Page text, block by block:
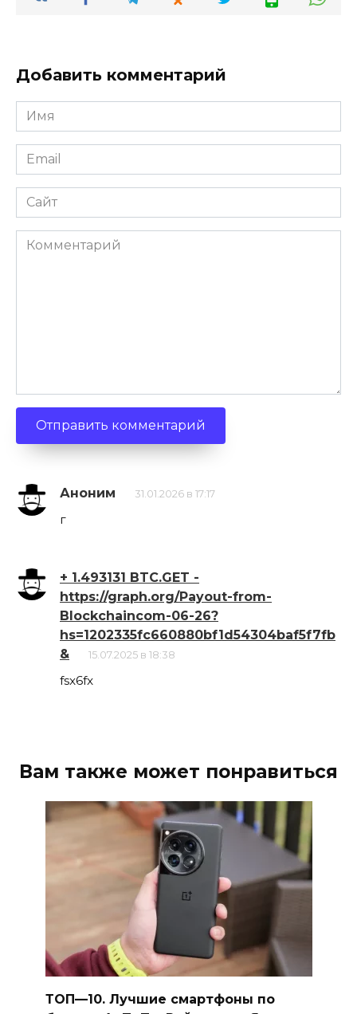
Добавить комментарий
Имя
Email
Сайт
Комментарий
Аноним 31.01.2026 в 17:17
г
+ 1.493131 BTC.GET -
https://graph.org/Payout-from-
Blockchaincom-06-26?
hs=1202335fc660880bf1d54304baf5f7fb
&
15.07.2025 в 18:38
fsx6fx
Вам также может понравиться
ТОП—10. Лучшие смартфоны по